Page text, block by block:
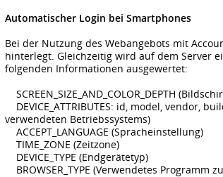
Automatischer Login bei Smartphones
Bei der Nutzung des Webangebots mit
hinterlegt. Gleichzeitig wird auf dem Server
folgenden Informationen ausgewertet:
SCREEN_SIZE_AND_COLOR_DEPTH
DEVICE_ATTRIBUTES: id, model, vendor,
verwendeten Betriebssystems)
ACCEPT_LANGUAGE (Spracheinstellung)
TIME_ZONE (Zeitzone)
DEVICE_TYPE (Endgerätetyp)
BROWSER_TYPE (Verwendetes Programm